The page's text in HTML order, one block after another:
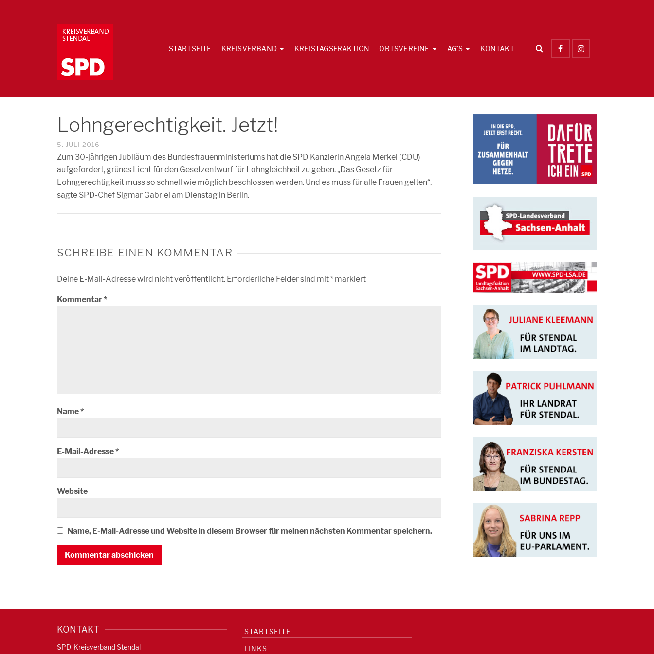
STARTSEITE KREISVERBAND KREISTAGSFRAKTION ORTSVEREINE AG´S KONTAKT
Lohngerechtigkeit. Jetzt!
5. JULI 2016
Zum 30-jährigen Jubiläum des Bundesfrauenministeriums hat die SPD Kanzlerin Angela Merkel (CDU)
aufgefordert, grünes Licht für den Gesetzentwurf für Lohngleichheit zu geben. „Das Gesetz für
Lohngerechtigkeit muss so schnell wie möglich beschlossen werden. Und es muss für alle Frauen gelten“,
sagte SPD-Chef Sigmar Gabriel am Dienstag in Berlin.
SCHREIBE EINEN KOMMENTAR
Deine E-Mail-Adresse wird nicht veröffentlicht. Erforderliche Felder sind mit* markiert
Kommentar*
Name*
E-Mail-Adresse*
Website
Name, E-Mail-Adresse und Website in diesem Browser für meinen nächsten Kommentar speichern.
KONTAKT
SPD-Kreisverband Stendal
STARTSEITE
LINKS